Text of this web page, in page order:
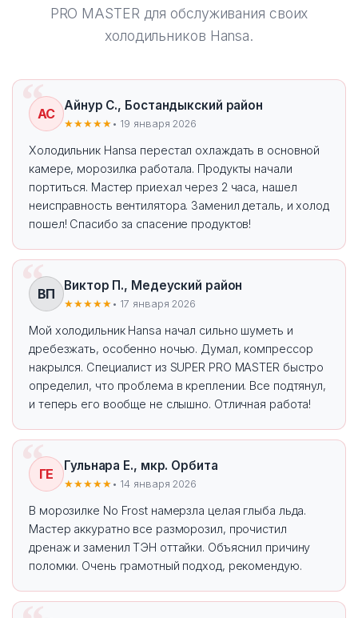
PRO MASTER для обслуживания своих
холодильников Hansa.
АС
Айнур С., Бостандыкский район
★★★★★ • 19 января 2026
Холодильник Hansa перестал охлаждать в основной
камере, морозилка работала. Продукты начали
портиться. Мастер приехал через 2 часа, нашел
неисправность вентилятора. Заменил деталь, и холод
пошел! Спасибо за спасение продуктов!
ВП
Виктор П., Медеуский район
★★★★★ • 17 января 2026
Мой холодильник Hansa начал сильно шуметь и
дребезжать, особенно ночью. Думал, компрессор
накрылся. Специалист из SUPER PRO MASTER быстро
определил, что проблема в креплении. Все подтянул,
и теперь его вообще не слышно. Отличная работа!
ГЕ
Гульнара Е., мкр. Орбита
★★★★★ • 14 января 2026
В морозилке No Frost намерзла целая глыба льда.
Мастер аккуратно все разморозил, прочистил
дренаж и заменил ТЭН оттайки. Объяснил причину
поломки. Очень грамотный подход, рекомендую.